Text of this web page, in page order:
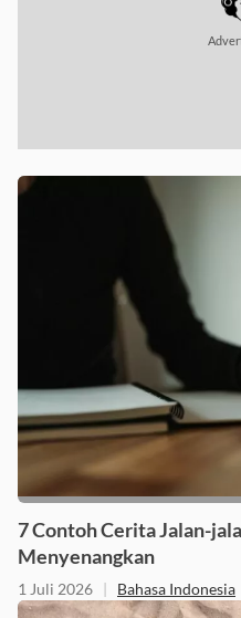
7 Contoh Cerita Jalan-
Menyenangkan
1 Juli 2026 | Bahasa Indonesia